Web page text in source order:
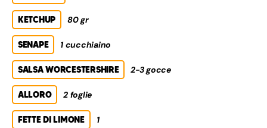
KETCHUP 80 gr
SENAPE 1 cucchiaino
SALSA WORCESTERSHIRE 2-3 gocce
ALLORO 2 foglie
FETTE DI LIMONE 1